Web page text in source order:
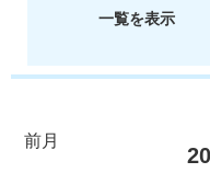
一覧を表示
前月